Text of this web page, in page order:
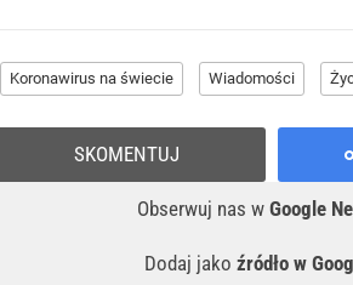
Koronawirus na świecie Wiadomości
Obserwuj nas w Google
Dodaj jako źródło w
SKOMENTUJ